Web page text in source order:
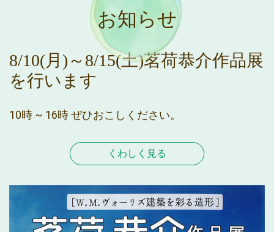
お知らせ
8/10(月)～8/15(土)茗荷恭介作品展
を行います
10時 ~ 16時 ぜひおこしください。
くわしく見る